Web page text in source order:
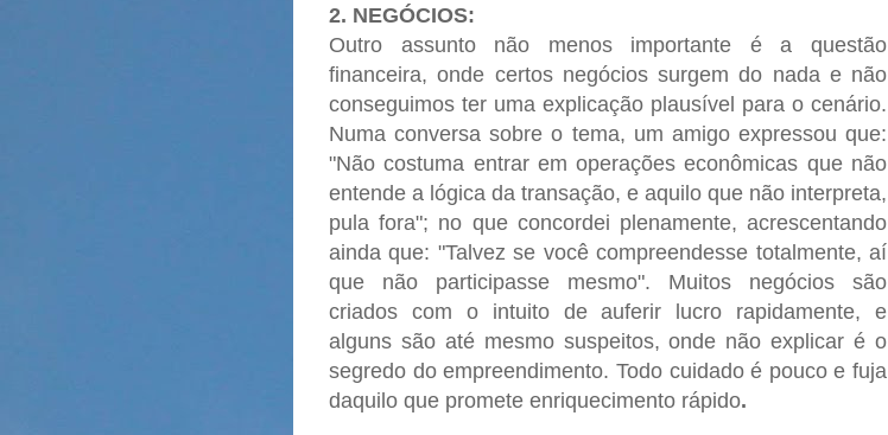
2. NEGÓCIOS:
Outro assunto não menos importante é a questão
financeira, onde certos negócios surgem do nada e não
conseguimos ter uma explicação plausível para o cenário.
Numa conversa sobre o tema, um amigo expressou que:
"Não costuma entrar em operações econômicas que não
entende a lógica da transação, e aquilo que não interpreta,
pula fora"; no que concordei plenamente, acrescentando
ainda que: "Talvez se você compreendesse totalmente, aí
que não participasse mesmo". Muitos negócios são
criados com o intuito de auferir lucro rapidamente, e
alguns são até mesmo suspeitos, onde não explicar é o
segredo do empreendimento. Todo cuidado é pouco e fuja
daquilo que promete enriquecimento rápido.